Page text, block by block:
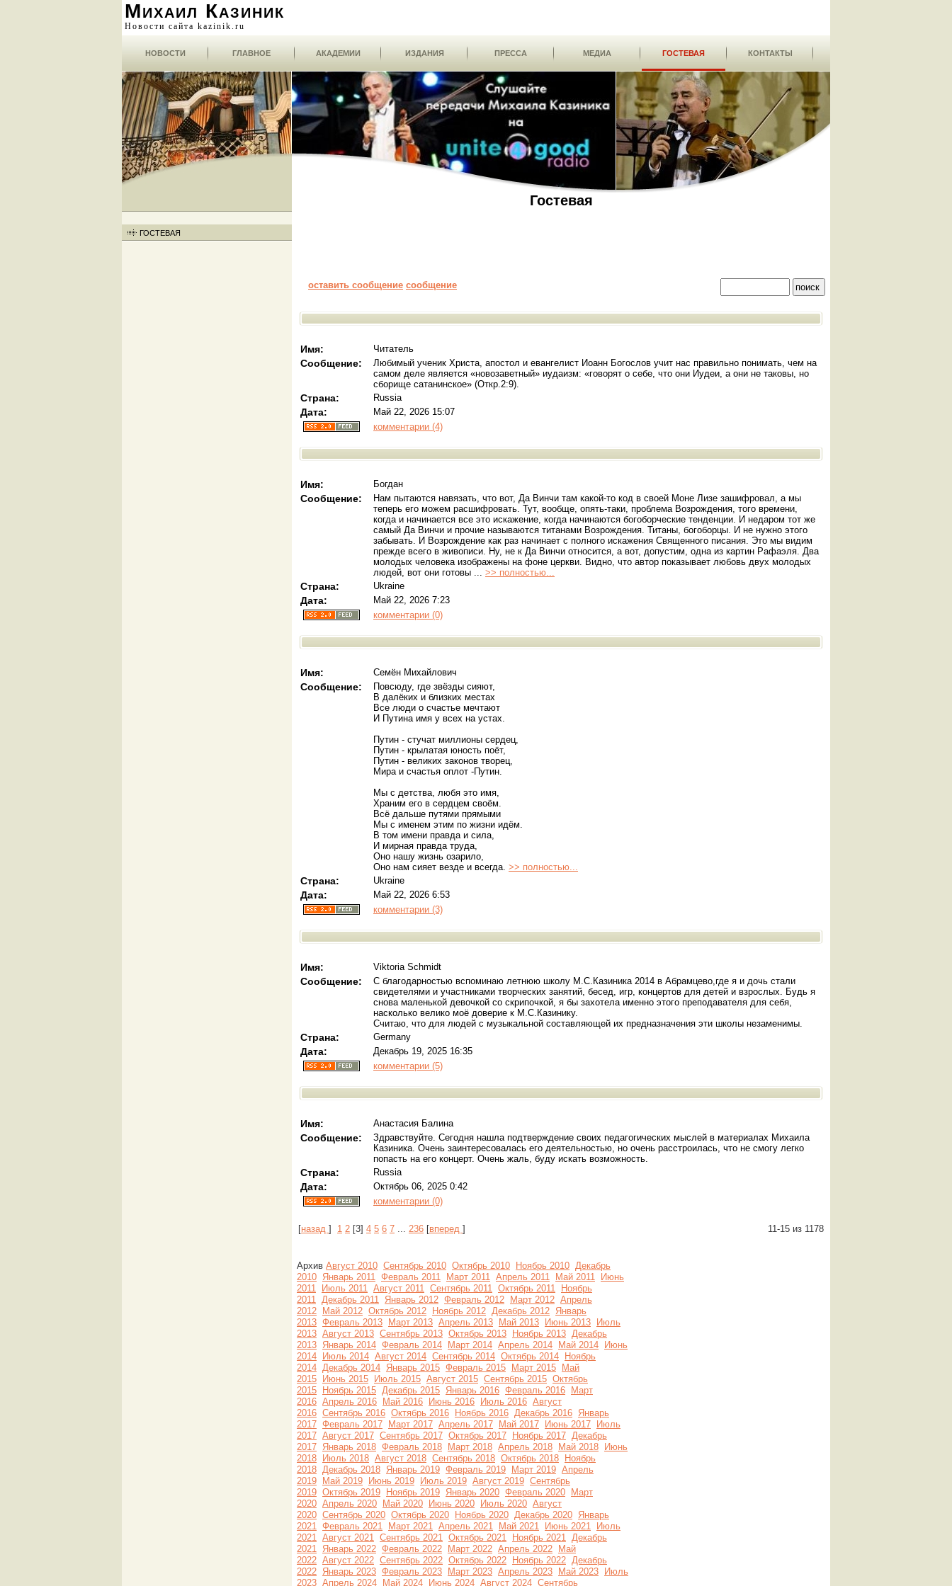
Михаил Казиник
Новости сайта kazinik.ru
НОВОСТИ ГЛАВНОЕ АКАДЕМИИ ИЗДАНИЯ ПРЕССА МЕДИА ГОСТЕВАЯ КОНТАКТЫ
ГОСТЕВАЯ
Гостевая
оставить сообщение сообщение
Имя: Читатель
Сообщение:
Любимый ученик Христа, апостол и евангелист Иоанн Богослов учит нас правильно понимать, чем на
самом деле является «новозаветный» иудаизм: «говорят о себе, что они Иудеи, а они не таковы, но
сборище сатанинское» (Откр.2:9).
Страна: Russia
Дата:
Май 22, 2026 15:07
комментарии (4)
Имя: Богдан
Сообщение:
Нам пытаются навязать, что вот, Да Винчи там какой-то код в своей Моне Лизе зашифровал, а мы
теперь его можем расшифровать. Тут, вообще, опять-таки, проблема Возрождения, того времени,
когда и начинается все это искажение, когда начинаются богоборческие тенденции. И недаром тот же
самый Да Винчи и прочие называются титанами Возрождения. Титаны, богоборцы. И не нужно этого
забывать. И Возрождение как раз начинает с полного искажения Священного писания. Это мы видим
прежде всего в живописи. Ну, не к Да Винчи относится, а вот, допустим, одна из картин Рафаэля. Два
молодых человека изображены на фоне церкви. Видно, что автор показывает любовь двух молодых
людей, вот они готовы ... >> полностью...
Страна: Ukraine
Дата:
Май 22, 2026 7:23
комментарии (0)
Имя: Семён Михайлович
Сообщение:
Повсюду, где звёзды сияют,
В далёких и близких местах
Все люди о счастье мечтают
И Путина имя у всех на устах.
Путин - стучат миллионы сердец,
Путин - крылатая юность поёт,
Путин - великих законов творец,
Мира и счастья оплот -Путин.
Мы с детства, любя это имя,
Храним его в сердцем своём.
Всё дальше путями прямыми
Мы с именем этим по жизни идём.
В том имени правда и сила,
И мирная правда труда,
Оно нашу жизнь озарило,
Оно нам сияет везде и всегда. >> полностью...
Страна: Ukraine
Дата:
Май 22, 2026 6:53
комментарии (3)
Имя: Viktoria Schmidt
Сообщение:
С благодарностью вспоминаю летнюю школу М.С.Казиника 2014 в Абрамцево,где я и дочь стали
свидетелями и участниками творческих занятий, бесед, игр, концертов для детей и взрослых. Будь я
снова маленькой девочкой со скрипочкой, я бы захотела именно этого преподавателя для себя,
насколько велико моё доверие к М.С.Казинику.
Считаю, что для людей с музыкальной составляющей их предназначения эти школы незаменимы.
Страна: Germany
Дата:
Декабрь 19, 2025 16:35
комментарии (5)
Имя: Анастасия Балина
Сообщение:
Здравствуйте. Сегодня нашла подтверждение своих педагогических мыслей в материалах Михаила
Казиника. Очень заинтересовалась его деятельностью, но очень расстроилась, что не смогу легко
попасть на его концерт. Очень жаль, буду искать возможность.
Страна: Russia
Дата:
Октябрь 06, 2025 0:42
комментарии (0)
[назад ] 1 2 [3] 4 5 6 7 ... 236 [вперед ] 11-15 из 1178
Архив Август 2010 Сентябрь 2010 Октябрь 2010 Ноябрь 2010 Декабрь
2010 Январь 2011 Февраль 2011 Март 2011 Апрель 2011 Май 2011
Июнь
2011
Июль 2011 Август 2011 Сентябрь 2011 Октябрь 2011
Ноябрь
2011 Декабрь 2011 Январь 2012 Февраль 2012 Март 2012 Апрель
2012
Май 2012 Октябрь 2012 Ноябрь 2012 Декабрь 2012 Январь
2013 Февраль 2013 Март 2013 Апрель 2013 Май 2013 Июнь 2013
Июль
2013 Август 2013 Сентябрь 2013 Октябрь 2013 Ноябрь 2013 Декабрь
2013 Январь 2014 Февраль 2014 Март 2014 Апрель 2014 Май 2014
Июнь
2014
Июль 2014 Август 2014 Сентябрь 2014 Октябрь 2014
Ноябрь
2014 Декабрь 2014 Январь 2015 Февраль 2015 Март 2015
Май
2015
Июнь 2015 Июль 2015 Август 2015 Сентябрь 2015 Октябрь
2015
Ноябрь 2015 Декабрь 2015 Январь 2016 Февраль 2016
Март
2016 Апрель 2016 Май 2016 Июнь 2016 Июль 2016 Август
2016 Сентябрь 2016 Октябрь 2016 Ноябрь 2016 Декабрь 2016 Январь
2017 Февраль 2017 Март 2017 Апрель 2017 Май 2017 Июнь 2017
Июль
2017 Август 2017 Сентябрь 2017 Октябрь 2017 Ноябрь 2017 Декабрь
2017 Январь 2018 Февраль 2018 Март 2018 Апрель 2018 Май 2018
Июнь
2018
Июль 2018 Август 2018 Сентябрь 2018 Октябрь 2018
Ноябрь
2018 Декабрь 2018 Январь 2019 Февраль 2019 Март 2019 Апрель
2019
Май 2019 Июнь 2019 Июль 2019 Август 2019 Сентябрь
2019 Октябрь 2019 Ноябрь 2019 Январь 2020 Февраль 2020
Март
2020 Апрель 2020 Май 2020 Июнь 2020 Июль 2020 Август
2020 Сентябрь 2020 Октябрь 2020 Ноябрь 2020 Декабрь 2020 Январь
2021 Февраль 2021 Март 2021 Апрель 2021 Май 2021 Июнь 2021
Июль
2021 Август 2021 Сентябрь 2021 Октябрь 2021 Ноябрь 2021 Декабрь
2021 Январь 2022 Февраль 2022 Март 2022 Апрель 2022
Май
2022 Август 2022 Сентябрь 2022 Октябрь 2022 Ноябрь 2022 Декабрь
2022 Январь 2023 Февраль 2023 Март 2023 Апрель 2023 Май 2023
Июль
2023 Апрель 2024 Май 2024 Июнь 2024 Август 2024 Сентябрь